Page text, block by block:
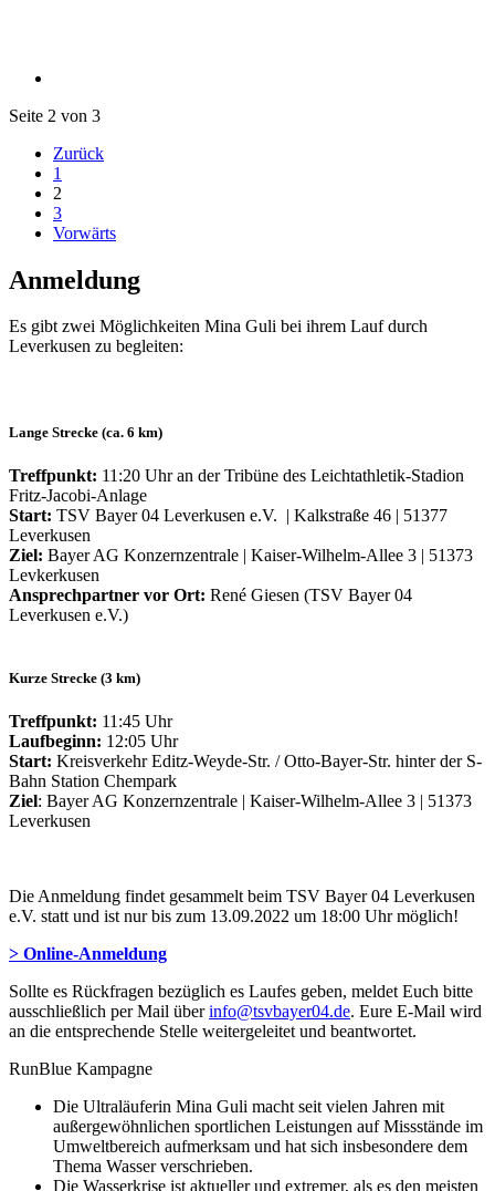
Seite 2 von 3
Zurück
1
2
3
Vorwärts
Anmeldung
Es gibt zwei Möglichkeiten Mina Guli bei ihrem Lauf durch
Leverkusen zu begleiten:
Lange Strecke (ca. 6 km)
Treffpunkt: 11:20 Uhr an der Tribüne des Leichtathletik-Stadion
Fritz-Jacobi-Anlage
Start: TSV Bayer 04 Leverkusen e.V. | Kalkstraße 46 | 51377
Leverkusen
Ziel: Bayer AG Konzernzentrale | Kaiser-Wilhelm-Allee 3 | 51373
Levkerkusen
Ansprechpartner vor Ort: René Giesen (TSV Bayer 04
Leverkusen e.V.)
Kurze Strecke (3 km)
Treffpunkt: 11:45 Uhr
Laufbeginn: 12:05 Uhr
Start: Kreisverkehr Editz-Weyde-Str. / Otto-Bayer-Str. hinter der S-
Bahn Station Chempark
Ziel: Bayer AG Konzernzentrale | Kaiser-Wilhelm-Allee 3 | 51373
Leverkusen
Die Anmeldung findet gesammelt beim TSV Bayer 04 Leverkusen
e.V. statt und ist nur bis zum 13.09.2022 um 18:00 Uhr möglich!
> Online-Anmeldung
Sollte es Rückfragen bezüglich es Laufes geben, meldet Euch bitte
ausschließlich per Mail überinfo@tsvbayer04.de. Eure E-Mail wird
an die entsprechende Stelle weitergeleitet und beantwortet.
RunBlue Kampagne
Die Ultraläuferin Mina Guli macht seit vielen Jahren mit
außergewöhnlichen sportlichen Leistungen auf Missstände im
Umweltbereich aufmerksam und hat sich insbesondere dem
Thema Wasser verschrieben.
Die Wasserkrise ist aktueller und extremer, als es den meisten